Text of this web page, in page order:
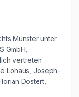
Münster unter
GmbH,
vertreten
Lohaus, Joseph-
Dostert,